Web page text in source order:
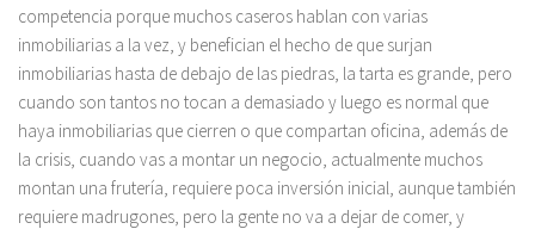
competencia porque muchos caseros hablan con varias
inmobiliarias a la vez, y benefician el hecho de que surjan
inmobiliarias hasta de debajo de las piedras, la tarta es grande, pero
cuando son tantos no tocan a demasiado y luego es normal que
haya inmobiliarias que cierren o que compartan oficina, además de
la crisis, cuando vas a montar un negocio, actualmente muchos
montan una frutería, requiere poca inversión inicial, aunque también
requiere madrugones, pero la gente no va a dejar de comer, y